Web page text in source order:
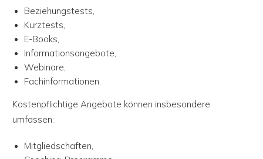
Beziehungstests,
Kurztests,
E-Books,
Informationsangebote,
Webinare,
Fachinformationen.
Kostenpflichtige Angebote können insbesondere
umfassen:
Mitgliedschaften,